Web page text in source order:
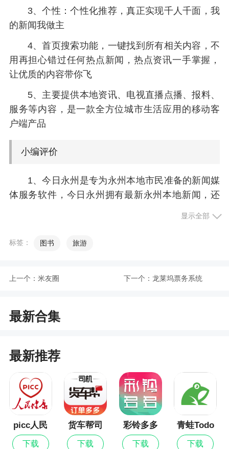
3、个性：个性化推荐，真正实现千人千面，我
的新闻我做主
4、首页搜索功能，一键找到所有相关内容，不
用再担心错过任何热点新闻，热点资讯一手掌握，
让优质的内容带你飞
5、主要提供本地资讯、电视直播点播、报料、
服务等内容，是一款全方位城市生活应用的移动客
户端产品
小编评价
1、今日永州是专为永州本地市民准备的新闻媒
体服务软件，今日永州拥有最新永州本地新闻，还
2、每个用户都可以轻松浏览到各种本地各种新
及政务讯息
件今日永州带给大家，这款软件中有着当地最新最
热门的事件，用户在家就可以了解到身边新鲜事，
件缴纳生活上的费用，省去了线下的麻烦
更新日志
* 修复已知问题
显示全部
标签： 图书 旅游
上一个： 米友圈 下一个： 龙莱坞票务系统
最新合集
最新推荐
picc人民
健康
下载
货车帮司
机
下载
彩铃多多
下载
青蛙Todo
下载